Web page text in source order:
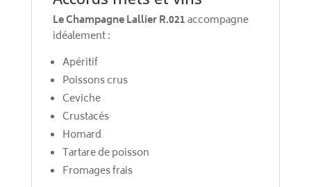
Le Champagne Lallier R.021accompagne
idéalement :
Apéritif
Poissons crus
Ceviche
Crustacés
Homard
Tartare de poisson
Fromages frais